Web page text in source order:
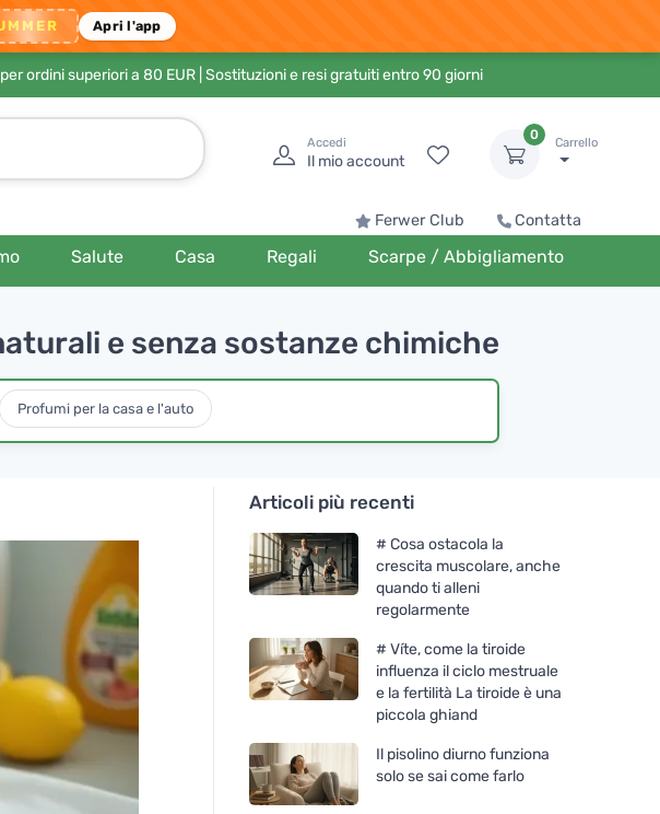
Apri l'app
ordini superiori a 80 EUR | Sostituzioni e resi gratuiti entro 90 giorni
Accedi
Il mio account
0
Carrello
Ferwer Club Contatta
Salute Casa Regali Scarpe / Abbigliamento
e senza sostanze chimiche
Profumi per la casa e l'auto
Articoli più recenti
# Cosa ostacola la
crescita muscolare, anche
quando ti alleni
regolarmente
# Víte, come la tiroide
influenza il ciclo mestruale
e la fertilità La tiroide è una
piccola ghiand
Il pisolino diurno funziona
solo se sai come farlo